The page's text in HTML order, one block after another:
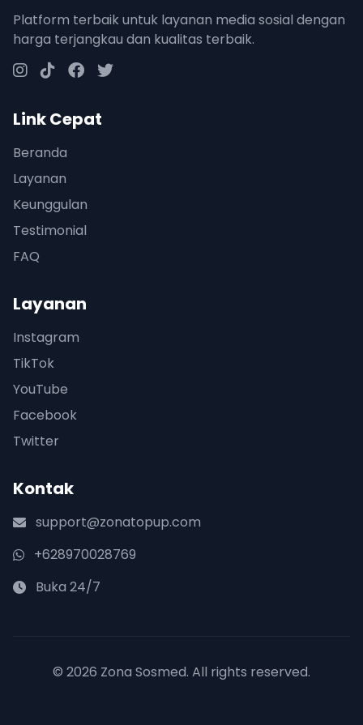
Platform terbaik untuk layanan media sosial dengan
harga terjangkau dan kualitas terbaik.
Link Cepat
Beranda
Layanan
Keunggulan
Testimonial
FAQ
Layanan
Instagram
TikTok
YouTube
Facebook
Twitter
Kontak
support@zonatopup.com
+628970028769
Buka 24/7
© 2026 Zona Sosmed. All rights reserved.